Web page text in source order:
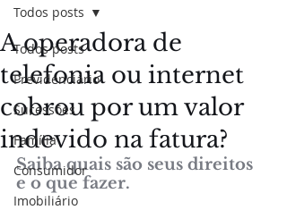
Todos posts
Previdenciário
Sucessões
Família
Consumidor
Imobiliário
Todos posts
A operadora de
telefonia ou internet
cobrou por um valor
indevido na fatura?
Saiba quais são seus direitos
e o que fazer.